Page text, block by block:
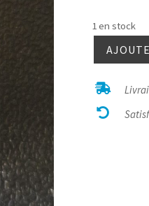
1 en stock
quantité
Calcite
miel

